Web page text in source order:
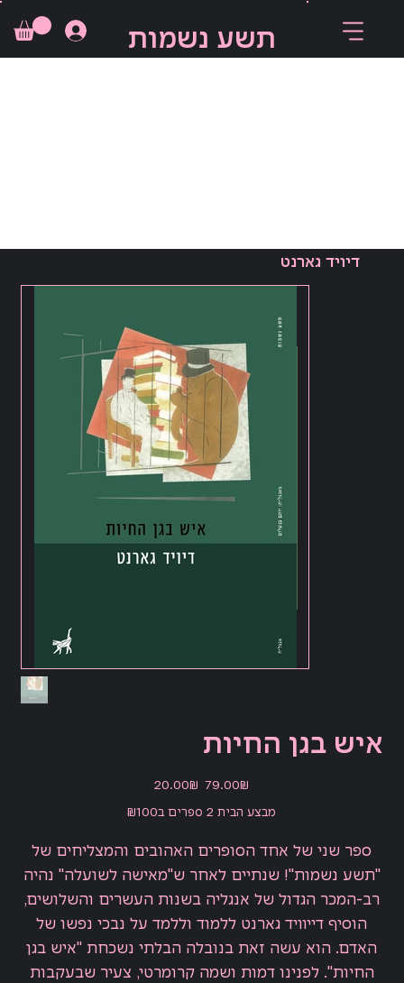
תשע נשמות
איש בגן החיות
מחיר
מקורי
‏79.00 ‏₪
מחיר
מבצע
‏20.00 ‏₪
מבצע הבית 2 ספרים ב₪100
ספר שני של אחד הסופרים האהובים והמצליחים של
"תשע נשמות"! שנתיים לאחר ש"מאישה לשועלה" נהיה
רב-המכר הגדול של אנגליה בשנות העשרים והשלושים,
הוסיף דייוויד גארנט ללמוד וללמד על נבכי נפשו של
האדם. הוא עשה זאת בנובלה הבלתי נשכחת "איש בגן
החיות". לפנינו דמות ושמה קרומרטי, צעיר שבעקבות
דיויד גארנט